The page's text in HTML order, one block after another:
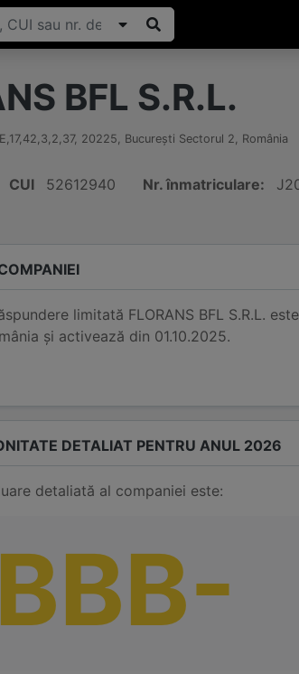
BFL S.R.L.
, 20225, Bucureşti Sectorul 2, România
CUI 52612940 Nr. înmatriculare:
limitată FLORANS BFL S.R.L.
și activează din 01.10.2025.
DETALIAT PENTRU ANUL 2026
detaliată al companiei este:
BBB-